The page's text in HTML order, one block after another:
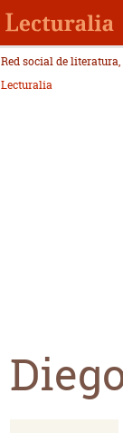
Red social de
Lecturalia